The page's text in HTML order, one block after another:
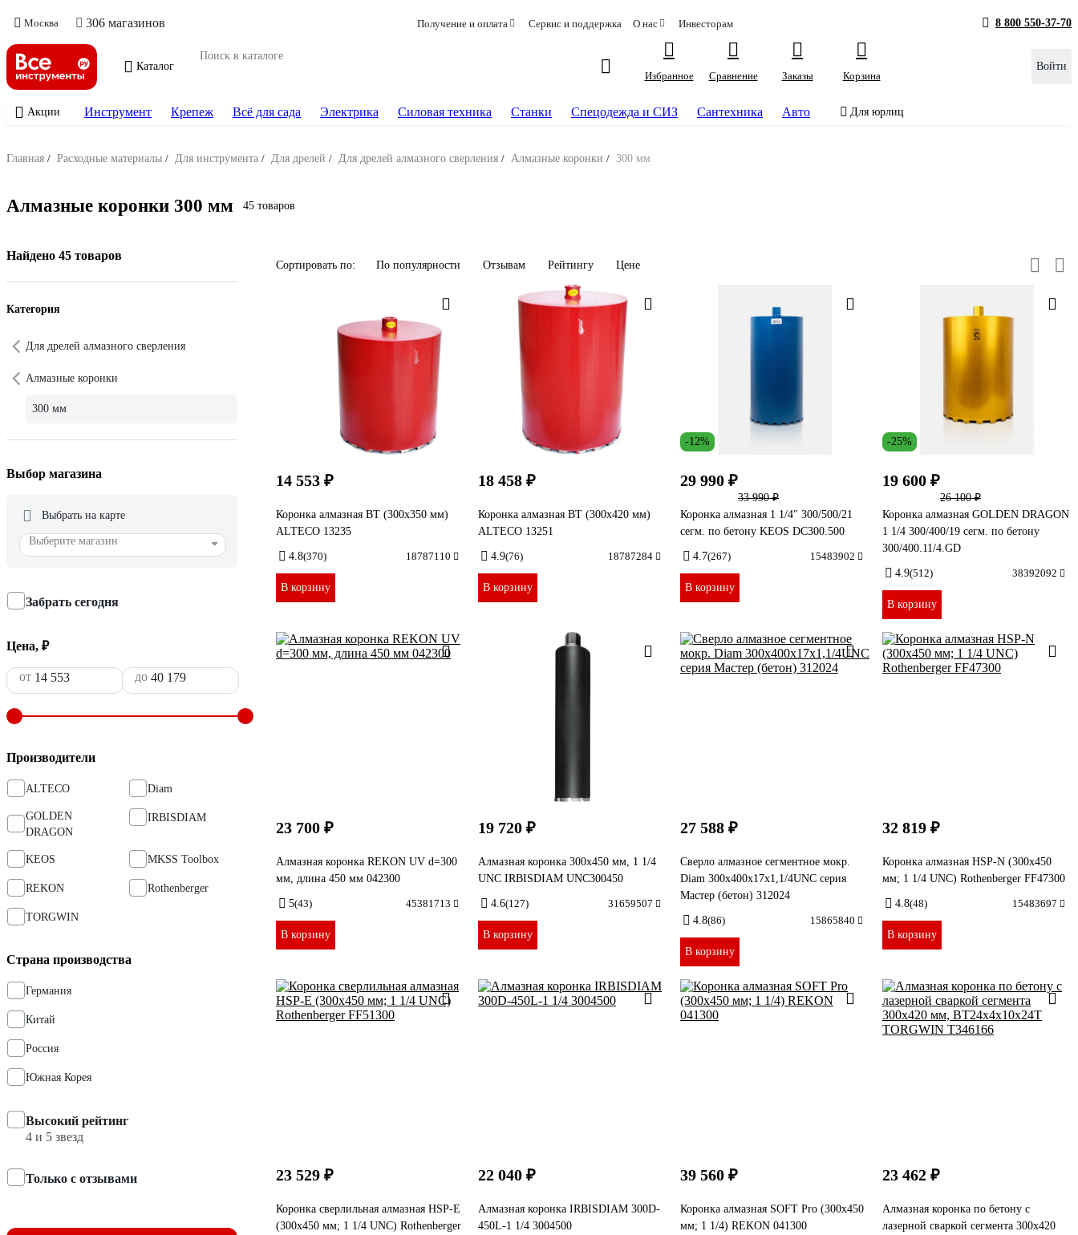
Москва 306 магазинов Получение и оплата Сервис и поддержка О нас Инвесторам 8 800 550-37-70
Каталог
Избранное
Сравнение Заказы Корзина
Войти
Акции Инструмент Крепеж Всё для сада Электрика Силовая техника Станки Спецодежда и СИЗ Сантехника Авто Для юрлиц
Главная / Расходные материалы / Для инструмента / Для дрелей / Для дрелей алмазного сверления / Алмазные коронки / 300 мм
Алмазные коронки 300 мм 45 товаров
Найдено 45 товаров
Категория
Для дрелей алмазного сверления
Алмазные коронки
300 мм
Выбор магазина
Выбрать на карте
Выберите магазин
Забрать сегодня
Цена, ₽
от до
Производители
ALTECO Diam
GOLDEN
DRAGON
IRBISDIAM
KEOS MKSS Toolbox
REKON Rothenberger
TORGWIN
Страна производства
Германия
Китай
Россия
Южная Корея
Высокий рейтинг
4 и 5 звезд
Только с отзывами
Сортировать по: По популярности Отзывам Рейтингу Цене
14 553 ₽
Коронка алмазная ВТ (300х350 мм)
ALTECO 13235
4.8(370) 18787110
В корзину
18 458 ₽
Коронка алмазная ВТ (300х420 мм)
ALTECO 13251
4.9(76) 18787284
В корзину
-12%
29 990 ₽
33 990 ₽
Коронка алмазная 1 1/4" 300/500/21
сегм. по бетону KEOS DC300.500
4.7(267) 15483902
В корзину
-25%
19 600 ₽
26 100 ₽
Коронка алмазная GOLDEN DRAGON
1 1/4 300/400/19 сегм. по бетону
300/400.11/4.GD
4.9(512) 38392092
В корзину
23 700 ₽
Алмазная коронка REKON UV d=300
мм, длина 450 мм 042300
5(43) 45381713
В корзину
19 720 ₽
Алмазная коронка 300x450 мм, 1 1/4
UNC IRBISDIAM UNC300450
4.6(127) 31659507
В корзину
27 588 ₽
Сверло алмазное сегментное мокр.
Diam 300x400х17x1,1/4UNC серия
Мастер (бетон) 312024
4.8(86) 15865840
В корзину
32 819 ₽
Коронка алмазная HSP-N (300х450
мм; 1 1/4 UNC) Rothenberger FF47300
4.8(48) 15483697
В корзину
23 529 ₽
Коронка сверлильная алмазная HSP-E
(300х450 мм; 1 1/4 UNC) Rothenberger
22 040 ₽
Алмазная коронка IRBISDIAM 300D-
450L-1 1/4 3004500
39 560 ₽
Коронка алмазная SOFT Pro (300х450
мм; 1 1/4) REKON 041300
23 462 ₽
Алмазная коронка по бетону с
лазерной сваркой сегмента 300х420